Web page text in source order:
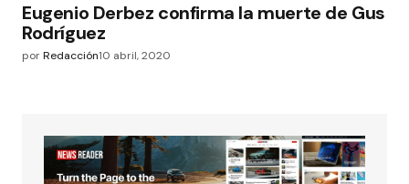
Eugenio Derbez confirma la muerte de Gus
Rodríguez
porRedacción10 abril, 2020